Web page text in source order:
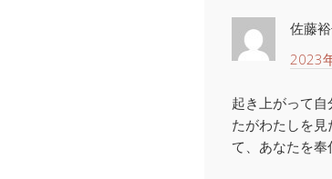
佐藤
2023
起き上がって
たがわたしを
て、あなたを奉